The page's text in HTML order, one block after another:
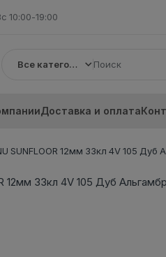
10:00-19:00
Все категории
Доставка и оплата
SUNFLOOR 12мм 33кл 4V 105 Дуб